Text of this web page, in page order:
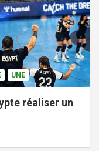
UNE
réaliser un